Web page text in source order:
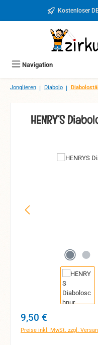
Zum Hauptinhalt springenKostenloser
Navigation
Jonglieren | Diabolo |
HENRY´S
Bildergalerie überspringen
Regulärer Preis:
9,50 €
Preise inkl. MwSt. zzgl.